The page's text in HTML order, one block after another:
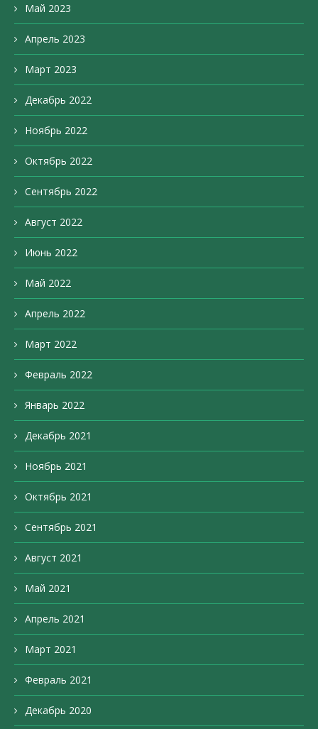
Май 2023
Апрель 2023
Март 2023
Декабрь 2022
Ноябрь 2022
Октябрь 2022
Сентябрь 2022
Август 2022
Июнь 2022
Май 2022
Апрель 2022
Март 2022
Февраль 2022
Январь 2022
Декабрь 2021
Ноябрь 2021
Октябрь 2021
Сентябрь 2021
Август 2021
Май 2021
Апрель 2021
Март 2021
Февраль 2021
Декабрь 2020